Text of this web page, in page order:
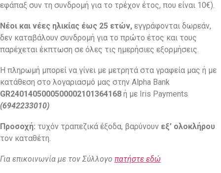
εφάπαξ συν τη συνδρομή για το τρέχον έτος, που είναι 10€).
Νέοι και νέες ηλικίας έως 25 ετών, εγγράφονται δωρεάν,
δεν καταβάλουν συνδρομή για το πρώτο έτος και τους
παρέχεται έκπτωση σε όλες τις ημερήσιες εξορμήσεις.
Η πληρωμή μπορεί να γίνει με μετρητά στα γραφεία μας ή με
κατάθεση στο λογαριασμό μας στην Alpha Bank
GR2401405000500002101364168 ή με Iris Payments
(6942233010)
Προσοχή: τυχόν τραπεζικά έξοδα, βαρύνουν εξ’ ολοκλήρου
τον καταθέτη.
Για επικοινωνία με τον Σύλλογο πατήστε εδώ